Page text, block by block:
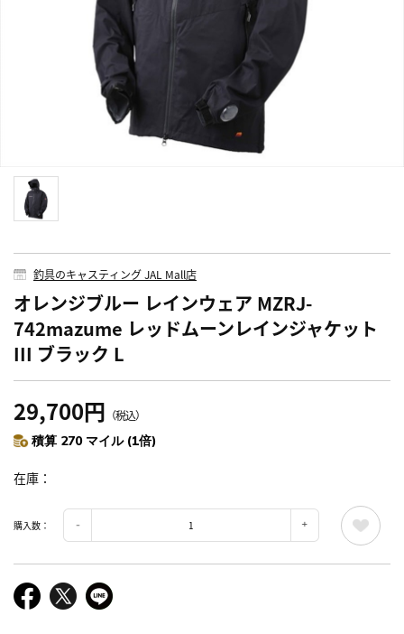
釣具のキャスティング JAL Mall店
オレンジブルー レインウェア MZRJ-
742mazume レッドムーンレインジャケット
III ブラック L
29,700円 （税込）
積算 270 マイル (1倍)
在庫
購入数：